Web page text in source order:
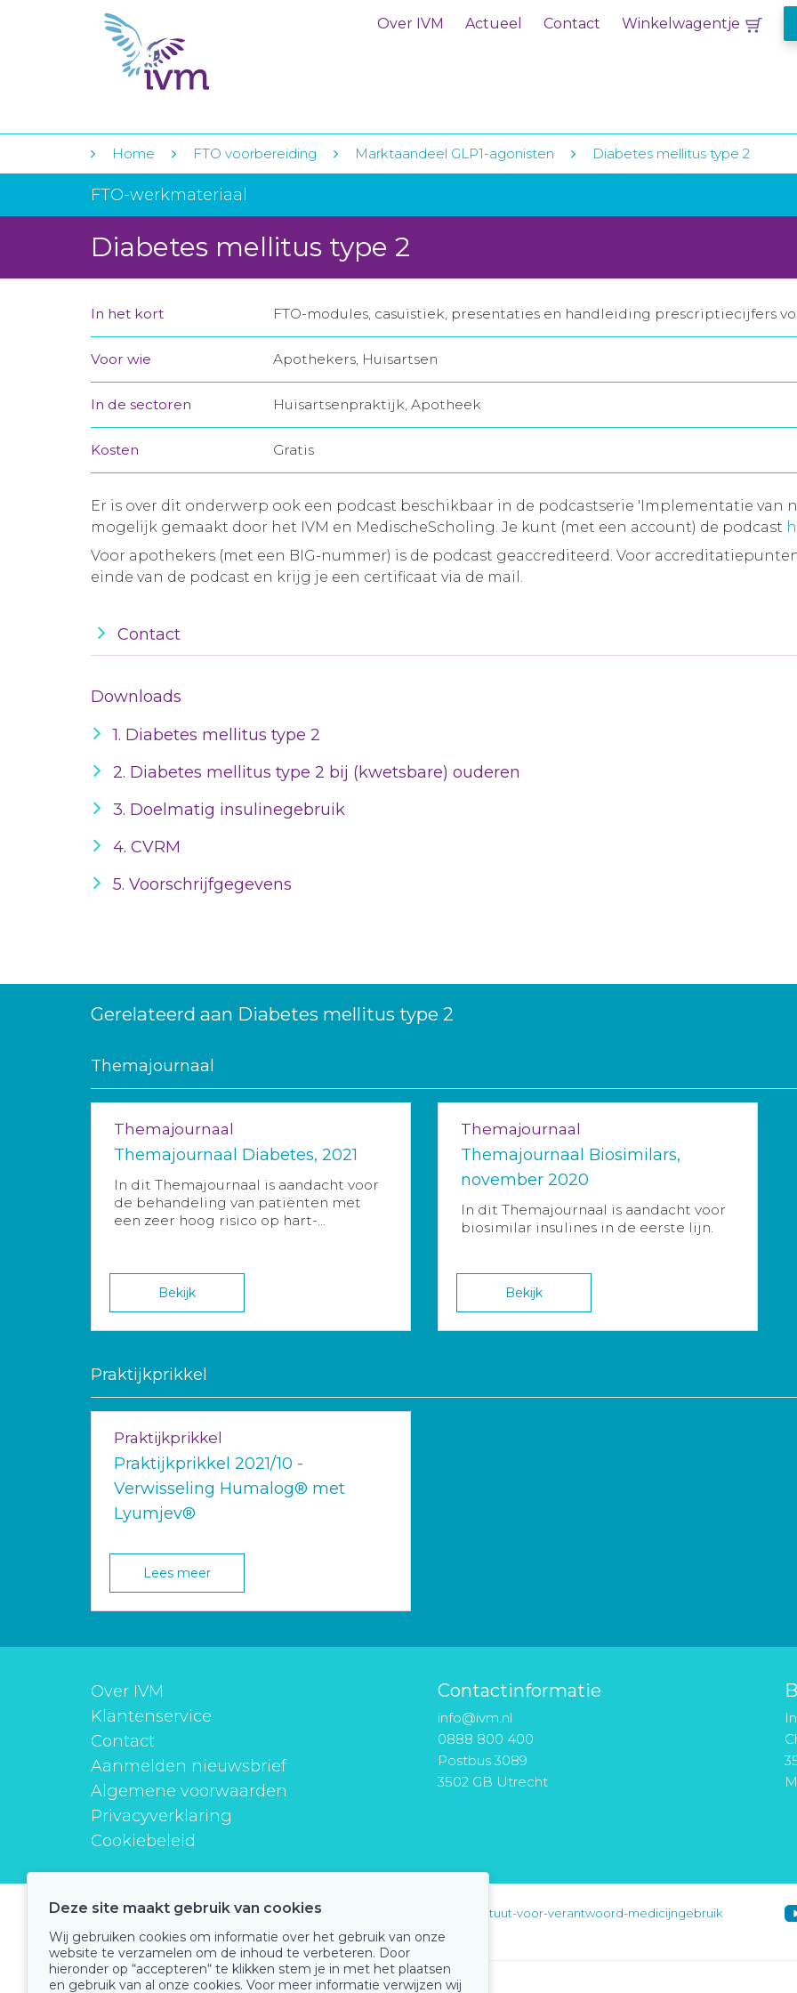
Over IVM Actueel Contact Winkelwagentje
Home FTO voorbereiding Marktaandeel GLP1-agonisten Diabetes mellitus type 2
FTO-werkmateriaal
Diabetes mellitus type 2
In het kort FTO-modules, casuïstiek, presentaties en handleiding prescriptiecijfers
Voor wie Apothekers, Huisartsen
In de sectoren Huisartsenpraktijk, Apotheek
Kosten Gratis
Er is over dit onderwerp ook een podcast beschikbaar in de podcastserie 'Implementatie van
mogelijk gemaakt door het IVM en MedischeScholing. Je kunt (met een account) de podcast
Voor apothekers (met een BIG-nummer) is de podcast geaccrediteerd. Voor
einde van de podcast en krijg je een certificaat via de mail.
Contact
Downloads
1. Diabetes mellitus type 2
2. Diabetes mellitus type 2 bij (kwetsbare) ouderen
3. Doelmatig insulinegebruik
4. CVRM
5. Voorschrijfgegevens
Gerelateerd aan Diabetes mellitus type 2
Themajournaal
Themajournaal
Themajournaal Diabetes, 2021
In dit Themajournaal is aandacht voor
de behandeling van patiënten met
een zeer hoog risico op hart-...
Bekijk
Themajournaal
Themajournaal Biosimilars,
november 2020
In dit Themajournaal is aandacht voor
biosimilar insulines in de eerste lijn.
Bekijk
Praktijkprikkel
Praktijkprikkel
Praktijkprikkel 2021/10 -
Verwisseling Humalog® met
Lyumjev®
Lees meer
Over IVM
Klantenservice
Contact
Aanmelden nieuwsbrief
Algemene voorwaarden
Privacyverklaring
Cookiebeleid
Contactinformatie
info@ivm.nl
0888 800 400
Postbus 3089
3502 GB Utrecht
instituutverantwoordmedicijngebruik instituut-voor-verantwoord-medicijngebruik
Deze site maakt gebruik van cookies
Wij gebruiken cookies om informatie over het gebruik van onze
website te verzamelen om de inhoud te verbeteren. Door
hieronder op “accepteren“ te klikken stem je in met het plaatsen
en gebruik van al onze cookies. Voor meer informatie verwijzen wij